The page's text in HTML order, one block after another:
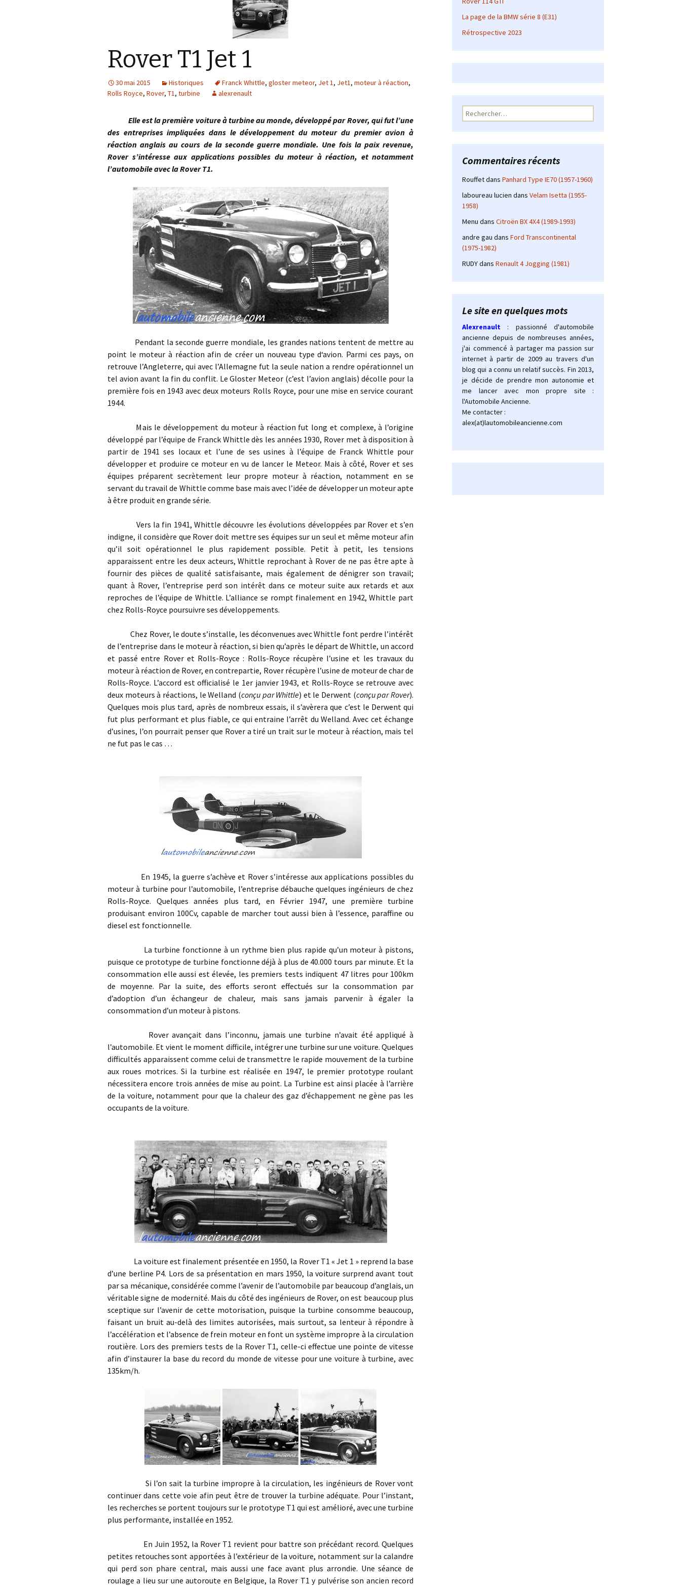
Rover T1 Jet 1
30 mai 2015 Historiques Franck Whittle, gloster meteor, Jet 1, Jet1, moteur à réaction,
Rolls Royce, Rover, T1, turbine alexrenault
Elle est la première voiture à turbine au monde, développé par Rover, qui fut l’une
des entreprises impliquées dans le développement du moteur du premier avion à
réaction anglais au cours de la seconde guerre mondiale. Une fois la paix revenue,
Rover s’intéresse aux applications possibles du moteur à réaction, et notamment
l’automobile avec la Rover T1.
Pendant la seconde guerre mondiale, les grandes nations tentent de mettre au
point le moteur à réaction afin de créer un nouveau type d‘avion. Parmi ces pays, on
retrouve l’Angleterre, qui avec l’Allemagne fut la seule nation a rendre opérationnel un
tel avion avant la fin du conflit. Le Gloster Meteor (c’est l’avion anglais) décolle pour la
première fois en 1943 avec deux moteurs Rolls Royce, pour une mise en service courant
1944.
Mais le développement du moteur à réaction fut long et complexe, à l’origine
développé par l’équipe de Franck Whittle dès les années 1930, Rover met à disposition à
partir de 1941 ses locaux et l’une de ses usines à l’équipe de Franck Whittle pour
développer et produire ce moteur en vu de lancer le Meteor. Mais à côté, Rover et ses
équipes préparent secrètement leur propre moteur à réaction, notamment en se
servant du travail de Whittle comme base mais avec l’idée de développer un moteur apte
à être produit en grande série.
Vers la fin 1941, Whittle découvre les évolutions développées par Rover et s’en
indigne, il considère que Rover doit mettre ses équipes sur un seul et même moteur afin
qu’il soit opérationnel le plus rapidement possible. Petit à petit, les tensions
apparaissent entre les deux acteurs, Whittle reprochant à Rover de ne pas être apte à
fournir des pièces de qualité satisfaisante, mais également de dénigrer son travail;
quant à Rover, l’entreprise perd son intérêt dans ce moteur suite aux retards et aux
reproches de l’équipe de Whittle. L’alliance se rompt finalement en 1942, Whittle part
chez Rolls-Royce poursuivre ses développements.
Chez Rover, le doute s’installe, les déconvenues avec Whittle font perdre l’intérêt
de l’entreprise dans le moteur à réaction, si bien qu’après le départ de Whittle, un accord
et passé entre Rover et Rolls-Royce : Rolls-Royce récupère l’usine et les travaux du
moteur à réaction de Rover, en contrepartie, Rover récupère l’usine de moteur de char de
Rolls-Royce. L’accord est officialisé le 1er janvier 1943, et Rolls-Royce se retrouve avec
deux moteurs à réactions, le Welland (conçu par Whittle) et le Derwent (conçu par Rover).
Quelques mois plus tard, après de nombreux essais, il s’avèrera que c’est le Derwent qui
fut plus performant et plus fiable, ce qui entraine l’arrêt du Welland. Avec cet échange
d’usines, l’on pourrait penser que Rover a tiré un trait sur le moteur à réaction, mais tel
ne fut pas le cas …
En 1945, la guerre s’achève et Rover s’intéresse aux applications possibles du
moteur à turbine pour l’automobile, l’entreprise débauche quelques ingénieurs de chez
Rolls-Royce. Quelques années plus tard, en Février 1947, une première turbine
produisant environ 100Cv, capable de marcher tout aussi bien à l’essence, paraffine ou
diesel est fonctionnelle.
La turbine fonctionne à un rythme bien plus rapide qu’un moteur à pistons,
puisque ce prototype de turbine fonctionne déjà à plus de 40.000 tours par minute. Et la
consommation elle aussi est élevée, les premiers tests indiquent 47 litres pour 100km
de moyenne. Par la suite, des efforts seront effectués sur la consommation par
d’adoption d’un échangeur de chaleur, mais sans jamais parvenir à égaler la
consommation d’un moteur à pistons.
Rover avançait dans l’inconnu, jamais une turbine n’avait été appliqué à
l’automobile. Et vient le moment difficile, intégrer une turbine sur une voiture. Quelques
difficultés apparaissent comme celui de transmettre le rapide mouvement de la turbine
aux roues motrices. Si la turbine est réalisée en 1947, le premier prototype roulant
nécessitera encore trois années de mise au point. La Turbine est ainsi placée à l’arrière
de la voiture, notamment pour que la chaleur des gaz d’échappement ne gène pas les
occupants de la voiture.
La voiture est finalement présentée en 1950, la Rover T1 « Jet 1 » reprend la base
d’une berline P4. Lors de sa présentation en mars 1950, la voiture surprend avant tout
par sa mécanique, considérée comme l’avenir de l’automobile par beaucoup d’anglais, un
véritable signe de modernité. Mais du côté des ingénieurs de Rover, on est beaucoup plus
sceptique sur l’avenir de cette motorisation, puisque la turbine consomme beaucoup,
faisant un bruit au-delà des limites autorisées, mais surtout, sa lenteur à répondre à
l’accélération et l’absence de frein moteur en font un système impropre à la circulation
routière. Lors des premiers tests de la Rover T1, celle-ci effectue une pointe de vitesse
afin d’instaurer la base du record du monde de vitesse pour une voiture à turbine, avec
135km/h.
Si l’on sait la turbine impropre à la circulation, les ingénieurs de Rover vont
continuer dans cette voie afin peut être de trouver la turbine adéquate. Pour l’instant,
les recherches se portent toujours sur le prototype T1 qui est amélioré, avec une turbine
plus performante, installée en 1952.
En Juin 1952, la Rover T1 revient pour battre son précédant record. Quelques
petites retouches sont apportées à l’extérieur de la voiture, notamment sur la calandre
qui perd son phare central, mais aussi une face avant plus arrondie. Une séance de
roulage a lieu sur une autoroute en Belgique, la Rover T1 y pulvérise son ancien record
La page de la BMW série 8 (E31)
Rétrospective 2023
Rechercher :
Commentaires récents
Rouffetdans Panhard Type IE70 (1957-1960)
laboureau lucien dans Velam Isetta (1955-
1958)
Menu dans Citroën BX 4X4 (1989-1993)
andre gau dans Ford Transcontinental
(1975-1982)
RUDYdans Renault 4 Jogging (1981)
Le site en quelques mots
Alexrenault
: passionné d'automobile
ancienne depuis de nombreuses années,
j'ai commencé à partager ma passion sur
internet à partir de 2009 au travers d'un
blog qui a connu un relatif succès. Fin 2013,
je décide de prendre mon autonomie et
me lancer avec mon propre site :
l'Automobile Ancienne.
Me contacter :
alex(at)lautomobileancienne.com